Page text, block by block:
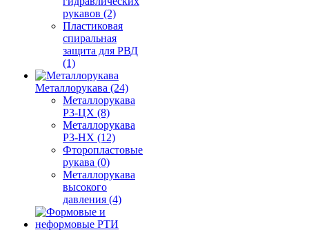
рукавов (2)
Пластиковая
спиральная
защита для РВД
(1)
Металлорукава (24)
Металлорукава
Р3-ЦХ (8)
Металлорукава
Р3-НХ (12)
Фторопластовые
рукава (0)
Металлорукава
высокого
давления (4)